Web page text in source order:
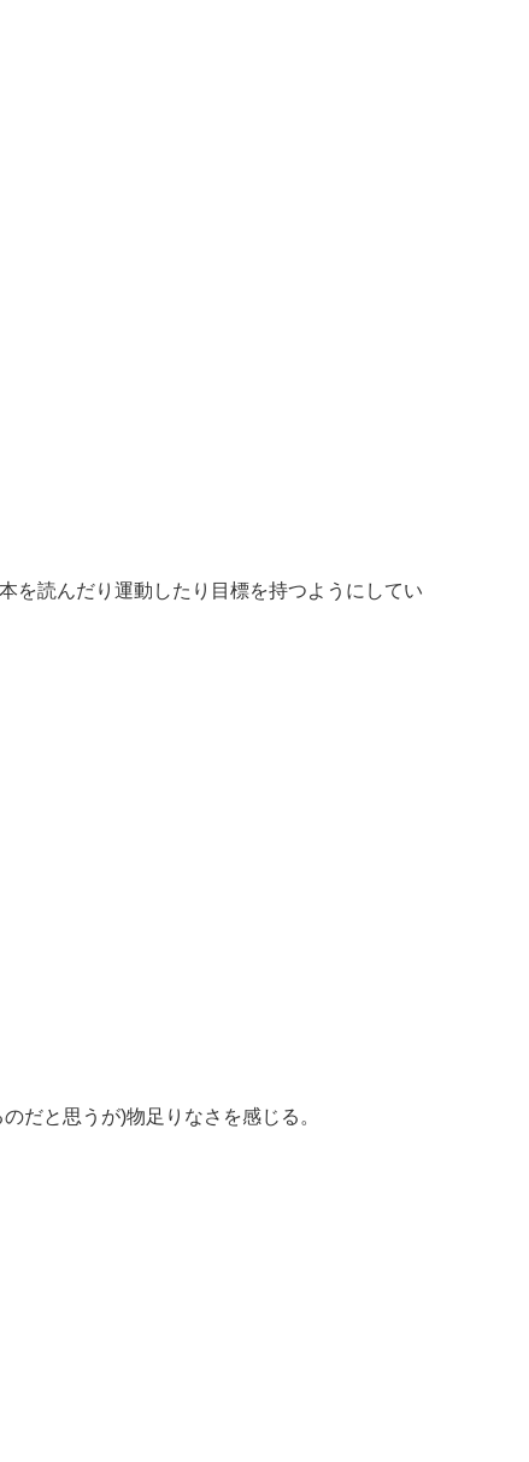
を読んだり運動したり目標を持つようにしてい
だと思うが)物足りなさを感じる。